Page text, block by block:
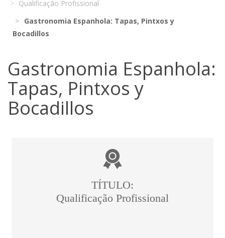
Qualificação Profissional
Gastronomia Espanhola: Tapas, Pintxos y
Bocadillos
Gastronomia Espanhola:
Tapas, Pintxos y
Bocadillos